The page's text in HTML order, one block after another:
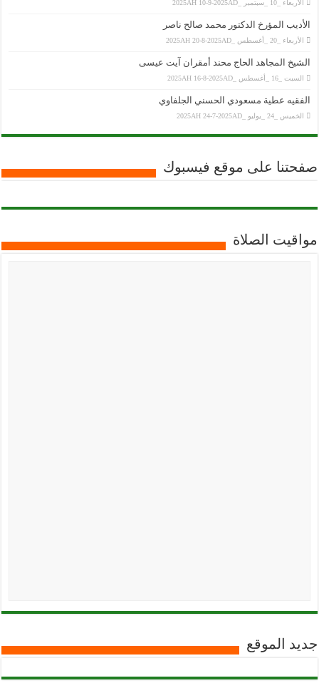
الأربعاء _10 _سبتمبر _2025AH 10-9-2025AD
الأديب المؤرخ الدكتور محمد صالح ناصر
الأربعاء _20 _أغسطس _2025AH 20-8-2025AD
الشيخ المجاهد الحاج محند أمقران آيت عيسى
السبت _16 _أغسطس _2025AH 16-8-2025AD
الفقيه عطية مسعودي الحسني الجلفاوي
الخميس _24 _يوليو _2025AH 24-7-2025AD
صفحتنا على موقع فيسبوك
مواقيت الصلاة
جديد الموقع